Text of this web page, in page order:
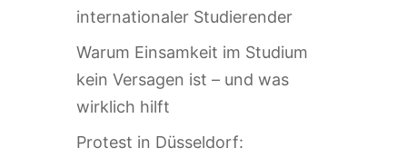
internationaler Studierender
Warum Einsamkeit im Studium
kein Versagen ist – und was
wirklich hilft
Protest in Düsseldorf: